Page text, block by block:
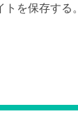
を保存する。